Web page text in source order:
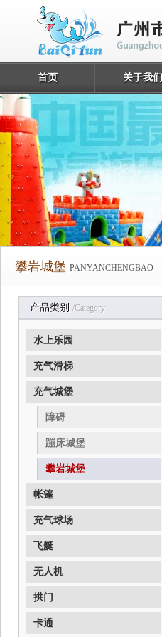
首页 关于我们
攀岩城堡 PANYANCHENGBAO
产品类别 /category
水上乐园
充气滑梯
充气城堡
障碍
蹦床城堡
攀岩城堡
帐篷
充气球场
飞艇
无人机
拱门
卡通